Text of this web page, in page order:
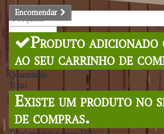
Pesquisar
Encomendar
Produto adicionado
ao seu carrinho de
Quantidade
Total
Existe um produto no
de compras.